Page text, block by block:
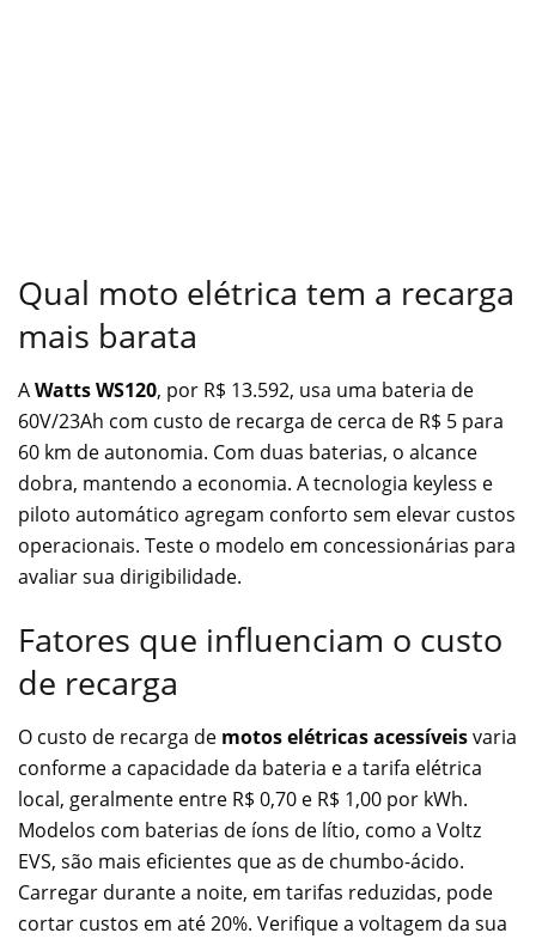
Qual moto elétrica tem a recarga
mais barata
AWatts WS120, por R$ 13.592, usa uma bateria de
60V/23Ah com custo de recarga de cerca de R$ 5 para
60 km de autonomia. Com duas baterias, o alcance
dobra, mantendo a economia. A tecnologia keyless e
piloto automático agregam conforto sem elevar custos
operacionais. Teste o modelo em concessionárias para
avaliar sua dirigibilidade.
Fatores que influenciam o custo
de recarga
O custo de recarga de motos elétricas acessíveisvaria
conforme a capacidade da bateria e a tarifa elétrica
local, geralmente entre R$ 0,70 e R$ 1,00 por kWh.
Modelos com baterias de íons de lítio, como a Voltz
EVS, são mais eficientes que as de chumbo-ácido.
Carregar durante a noite, em tarifas reduzidas, pode
cortar custos em até 20%. Verifique a voltagem da sua